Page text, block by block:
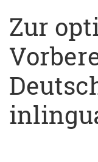
Zur